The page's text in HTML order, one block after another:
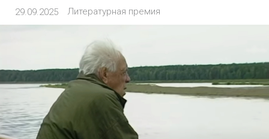
29.09.2025 Литературная премия